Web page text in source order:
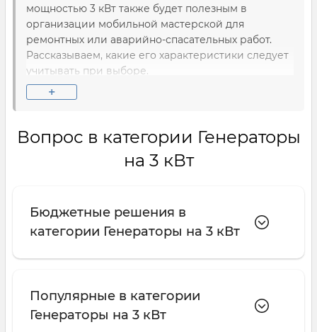
мощностью 3 кВт также будет полезным в
организации мобильной мастерской для
ремонтных или аварийно-спасательных работ.
Рассказываем, какие его характеристики следует
учитывать при выборе.
Что нужно знать о генераторах на 3
Первое — в этом классе нет выбора по типу
топлива. Почти все генераторы 3 кВт —
даже меньшее потребление топлива и более
низкие цены на него не могут компенсировать эту
рассчитывайте только наодну фазу питанияи
напряжение 220 В. Поскольку такой мощности
+
Вопрос в категории Генераторы
на 3 кВт
Бюджетные решения в
категории Генераторы на 3 кВт
Популярные в категории
Генераторы на 3 кВт